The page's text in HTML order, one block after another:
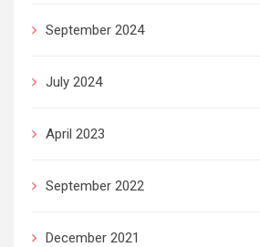
September 2024
July 2024
April 2023
September 2022
December 2021